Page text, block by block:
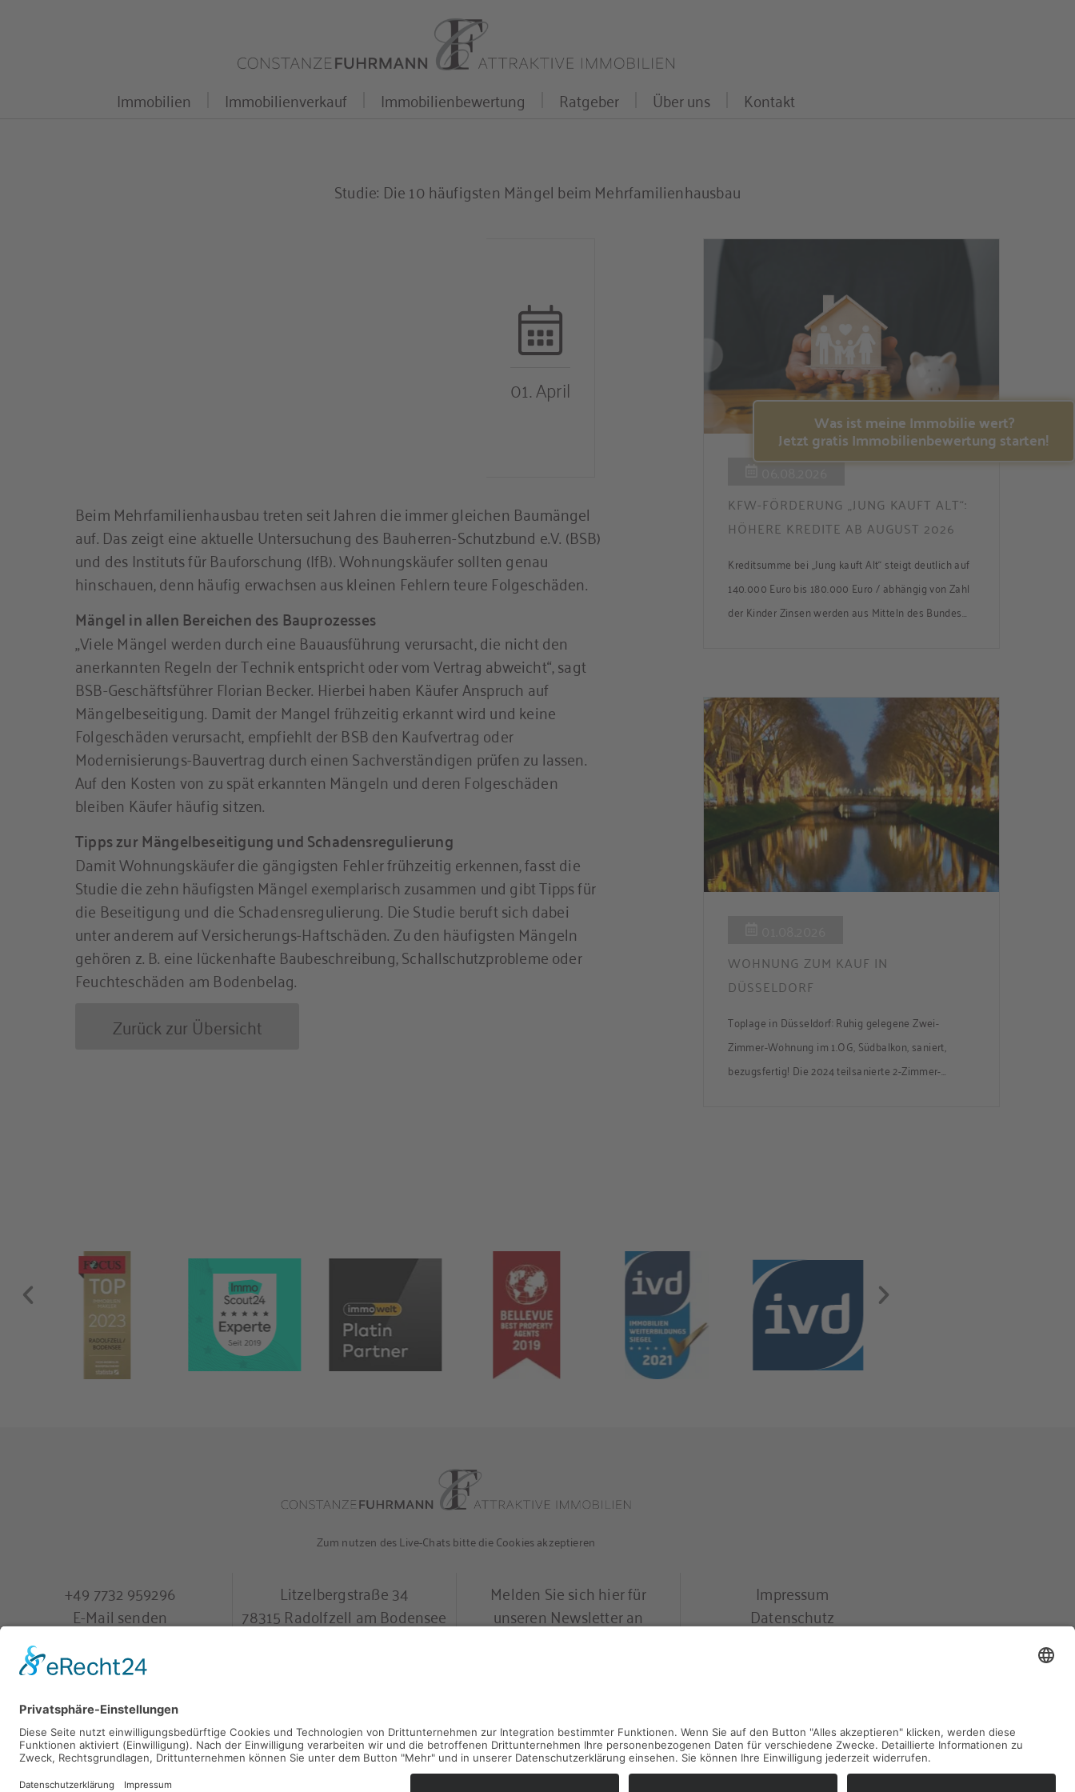
Immobilien
Immobilienverkauf Immobilienbewertung Ratgeber Über uns Kontakt
Studie: Die 10 häufigsten Mängel beim Mehrfamilienhausbau
01. April
Beim Mehrfamilienhausbau treten seit Jahren die immer gleichen Baumängel
auf. Das zeigt eine aktuelle Untersuchung des Bauherren-Schutzbund e.V. (BSB)
und des Instituts für Bauforschung (IfB). Wohnungskäufer sollten genau
hinschauen, denn häufig erwachsen aus kleinen Fehlern teure Folgeschäden.
Mängel in allen Bereichen des Bauprozesses
„Viele Mängel werden durch eine Bauausführung verursacht, die nicht den
anerkannten Regeln der Technik entspricht oder vom Vertrag abweicht“, sagt
BSB-Geschäftsführer Florian Becker. Hierbei haben Käufer Anspruch auf
Mängelbeseitigung. Damit der Mangel frühzeitig erkannt wird und keine
Folgeschäden verursacht, empfiehlt der BSB den Kaufvertrag oder
Modernisierungs-Bauvertrag durch einen Sachverständigen prüfen zu lassen.
Auf den Kosten von zu spät erkannten Mängeln und deren Folgeschäden
bleiben Käufer häufig sitzen.
Tipps zur Mängelbeseitigung und Schadensregulierung
Damit Wohnungskäufer die gängigsten Fehler frühzeitig erkennen, fasst die
Studie die zehn häufigsten Mängel exemplarisch zusammen und gibt Tipps für
die Beseitigung und die Schadensregulierung. Die Studie beruft sich dabei
unter anderem auf Versicherungs-Haftschäden. Zu den häufigsten Mängeln
gehören z. B. eine lückenhafte Baubeschreibung, Schallschutzprobleme oder
Feuchteschäden am Bodenbelag.
Zurück zur Übersicht
06.08.2026
KFW-FÖRDERUNG „JUNG KAUFT ALT“:
HÖHERE KREDITE AB AUGUST 2026
Kreditsumme bei „Jung kauft Alt“ steigt deutlich auf
140.000 Euro bis 180.000 Euro / abhängig von Zahl
der Kinder Zinsen werden aus Mitteln des Bundes
Sanierung binnen 54 Monaten nach Förderzusage /
Sanierung in Einzelmaßnahmen […]
WOHNUNG ZUM KAUF IN
DÜSSELDORF
Toplage in Düsseldorf: Ruhig gelegene Zwei-
Zimmer-Wohnung im 1.OG, Südbalkon, saniert,
bezugsfertig! Die 2024 teilsanierte 2-Zimmer-
Zum nutzen des Live-Chats bitte die Cookies akzeptieren
+49 7732 959296
E-Mail senden
Litzelbergstraße 34
78315 Radolfzell am Bodensee
Melden Sie sich hier für
unseren Newsletter an
Impressum
Datenschutz
40 Bewertungen 9,0
Was ist meine Immobilie wert?
Jetzt gratis Immobilienbewertung starten!